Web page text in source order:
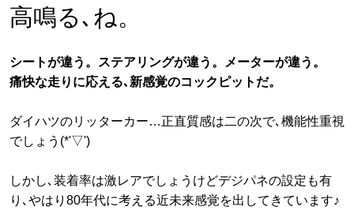
高鳴る､ね。
シートが違う。ステアリングが違う。メーターが違う。
痛快な走りに応える､新感覚のコックピットだ。
ダイハツのリッターカー…正直質感は二の次で､機能性重視
でしょう(*'▽')
しかし､装着率は激レアでしょうけどデジパネの設定も有
り､やはり80年代に考える近未来感覚を出してきています♪